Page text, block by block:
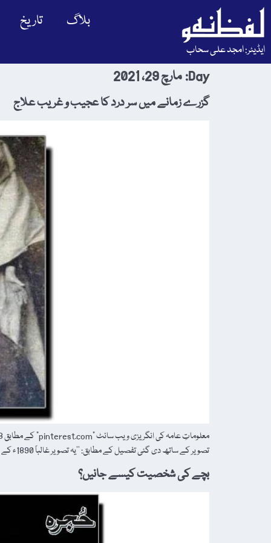
ایڈیٹر: امجد علی سحاب
بلاگ تاریخ
Day: مارچ 29، 2021
گزرے زمانے میں سر درد کا عجیب و غریب علاج
تصویر کے ساتھ دی گئی تفصیل کے مطابق: ’’یہ تصویر غالباً 1890ء کے عشرہ کی ہے، جس […]
بچے کی شخصیت کیسے جانیں؟